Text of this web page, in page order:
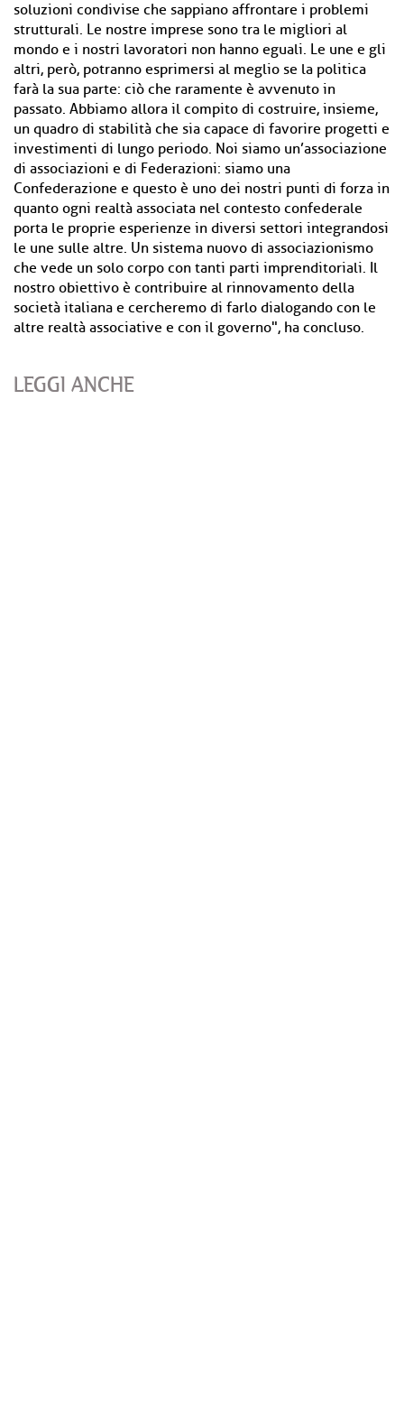
soluzioni condivise che sappiano affrontare i problemi
strutturali. Le nostre imprese sono tra le migliori al
mondo e i nostri lavoratori non hanno eguali. Le une e gli
altri, però, potranno esprimersi al meglio se la politica
farà la sua parte: ciò che raramente è avvenuto in
passato. Abbiamo allora il compito di costruire, insieme,
un quadro di stabilità che sia capace di favorire progetti e
investimenti di lungo periodo. Noi siamo un’associazione
di associazioni e di Federazioni: siamo una
Confederazione e questo è uno dei nostri punti di forza in
quanto ogni realtà associata nel contesto confederale
porta le proprie esperienze in diversi settori integrandosi
le une sulle altre. Un sistema nuovo di associazionismo
che vede un solo corpo con tanti parti imprenditoriali. Il
nostro obiettivo è contribuire al rinnovamento della
società italiana e cercheremo di farlo dialogando con le
altre realtà associative e con il governo", ha concluso.
LEGGI ANCHE